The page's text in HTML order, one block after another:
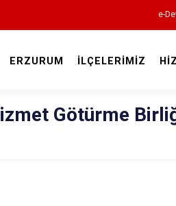
e-
ERZURUM İLÇELERİMİZ
Götürme